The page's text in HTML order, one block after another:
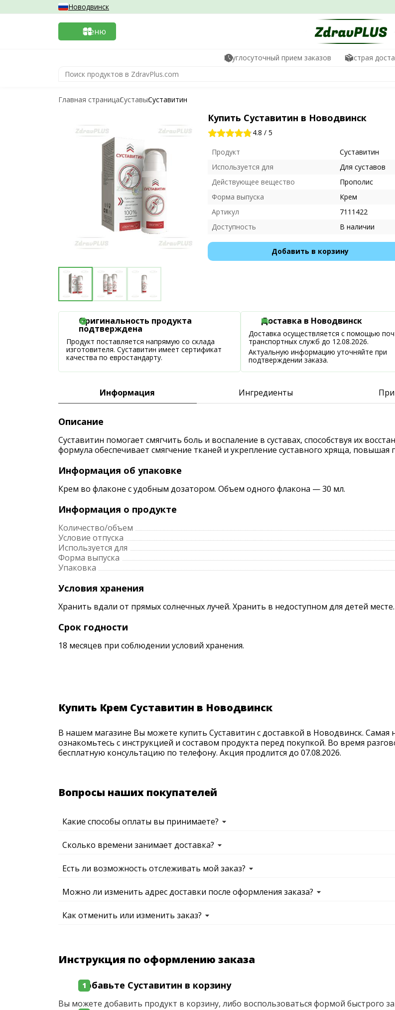
Новодвинск
Меню
Круглосуточный прием заказов Быстрая
Главная страницаСуставыСуставитин
Купить Суставитин в Новодвинск
4.8 / 5
Продукт
Суставитин
Используется для
Для суставов
Действующее вещество
Прополис
Форма выпуска
Крем
Артикул
7111422
Доступность
В наличии
Добавить в корзину
Оригинальность продукта
подтверждена
Продукт поставляется напрямую со склада
изготовителя. Суставитин имеет сертификат
качества по евростандарту.
Доставка в Новодвинск
Доставка осуществляется с помощью
транспортных служб до 12.08.2026.
Актуальную информацию уточняйте при
подтверждении заказа.
Информация Ингредиенты
Описание
Суставитин помогает смягчить боль и воспаление в суставах, способствуя их
формула обеспечивает смягчение тканей и укрепление суставного хряща,
Информация об упаковке
Крем во флаконе с удобным дозатором. Объем одного флакона — 30 мл.
Информация о продукте
Количество/объем
Условие отпуска
Используется для
Форма выпуска
Упаковка
Условия хранения
Хранить вдали от прямых солнечных лучей. Хранить в недоступном для детей месте.
Срок годности
18 месяцев при соблюдении условий хранения.
Купить Крем Суставитин в Новодвинск
В нашем магазине Вы можете купить Суставитин с доставкой в Новодвинск. Самая
ознакомьтесь с инструкцией и составом продукта перед покупкой. Во время
бесплатную консультацию по телефону. Акция продлится до 07.08.2026.
Вопросы наших покупателей
Какие способы оплаты вы принимаете?
Сколько времени занимает доставка?
Есть ли возможность отслеживать мой заказ?
Можно ли изменить адрес доставки после оформления заказа?
Как отменить или изменить заказ?
Инструкция по оформлению заказа
Добавьте Суставитин в корзину
Вы можете добавить продукт в корзину, либо воспользоваться формой быстрого